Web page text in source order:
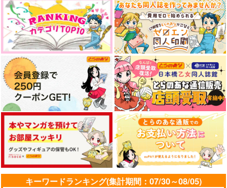
OBOOTD
かにくらぶ
1,100円（税込）
オクジー×バデーニ
サンプル
作品詳細
Sanbenitoポストカー
ド
かにくらぶ
157円（税込）
オクジー×バデーニ
サンプル
作品詳細
思い出の続きはこれか
ら
りんご飴くらぶ
315円（税込）
大黒可不可×浜咲楓
サンプル
作品詳細
サンプル
カート
サンプル
カート
サンプル
カート
幕間のスコール
りんごの木
BEYOND HEAVEN
Fiore
キーワードランキング(集計期間：07/30～08/05)